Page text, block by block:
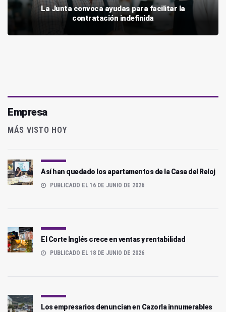
La Junta convoca ayudas para facilitar la
contratación indefinida
Empresa
MÁS VISTO HOY
Así han quedado los apartamentos de la Casa del Reloj
PUBLICADO EL 16 DE JUNIO DE 2026
El Corte Inglés crece en ventas y rentabilidad
PUBLICADO EL 18 DE JUNIO DE 2026
Los empresarios denuncian en Cazorla innumerables